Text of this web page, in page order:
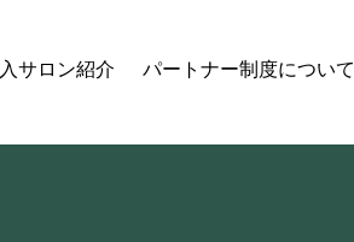
サロン紹介 パートナー制度について